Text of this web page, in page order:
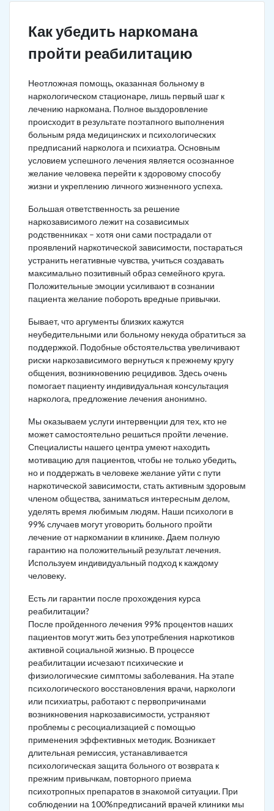
Как убедить наркомана
пройти реабилитацию
Неотложная помощь, оказанная больному в
наркологическом стационаре, лишь первый шаг к
лечению наркомана. Полное выздоровление
происходит в результате поэтапного выполнения
больным ряда медицинских и психологических
предписаний нарколога и психиатра. Основным
условием успешного лечения является осознанное
желание человека перейти к здоровому способу
жизни и укреплению личного жизненного успеха.
Большая ответственность за решение
наркозависимого лежит на созависимых
родственниках – хотя они сами пострадали от
проявлений наркотической зависимости, постараться
устранить негативные чувства, учиться создавать
максимально позитивный образ семейного круга.
Положительные эмоции усиливают в сознании
пациента желание побороть вредные привычки.
Бывает, что аргументы близких кажутся
неубедительными или больному некуда обратиться за
поддержкой. Подобные обстоятельства увеличивают
риски наркозависимого вернуться к прежнему кругу
общения, возникновению рецидивов. Здесь очень
помогает пациенту индивидуальная консультация
нарколога, предложение лечения анонимно.
Мы оказываем услуги интервенции для тех, кто не
может самостоятельно решиться пройти лечение.
Специалисты нашего центра умеют находить
мотивацию для пациентов, чтобы не только убедить,
но и поддержать в человеке желание уйти с пути
наркотической зависимости, стать активным здоровым
членом общества, заниматься интересным делом,
уделять время любимым людям. Наши психологи в
99% случаев могут уговорить больного пройти
лечение от наркомании в клинике. Даем полную
гарантию на положительный результат лечения.
Используем индивидуальный подход к каждому
человеку.
Есть ли гарантии после прохождения курса
реабилитации?
После пройденного лечения 99% процентов наших
пациентов могут жить без употребления наркотиков
активной социальной жизнью. В процессе
реабилитации исчезают психические и
физиологические симптомы заболевания. На этапе
психологического восстановления врачи, наркологи
или психиатры, работают с первопричинами
возникновения наркозависимости, устраняют
проблемы с ресоциализацией с помощью
применения эффективных методик. Возникает
длительная ремиссия, устанавливается
психологическая защита больного от возврата к
прежним привычкам, повторного приема
психотропных препаратов в знакомой ситуации. При
соблюдении на 100%предписаний врачей клиники мы